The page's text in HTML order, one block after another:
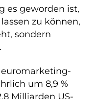
es geworden ist,
zu können,
sondern
um 8,9 %
Milliarden US-